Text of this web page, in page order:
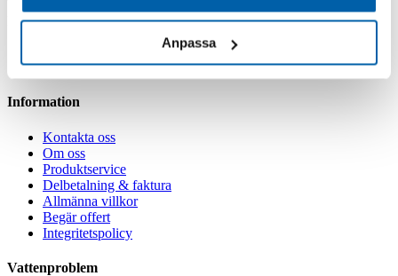
Anpassa
Kontakta oss för fri rådgivning och offert.
info@aquagruppen.se
Information
Kontakta oss
Om oss
Produktservice
Delbetalning & faktura
Allmänna villkor
Begär offert
Integritetspolicy
Vattenproblem